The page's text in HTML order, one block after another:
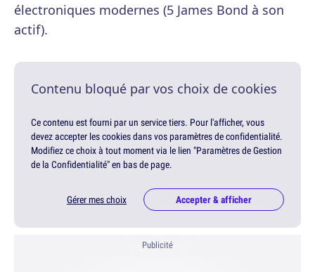
électroniques modernes (5 James Bond à son
actif).
Contenu bloqué par vos choix de cookies
Ce contenu est fourni par un service tiers. Pour l'afficher, vous
devez accepter les cookies dans vos paramètres de confidentialité.
Modifiez ce choix à tout moment via le lien "Paramètres de Gestion
de la Confidentialité" en bas de page.
Gérer mes choix Accepter & afficher
Publicité